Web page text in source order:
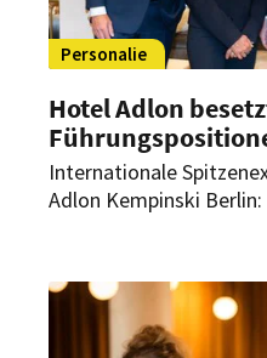
Personalie
Hotel Adlon
Internationale
Adlon Kempinski
übernehmen
Bereichen
Personal.